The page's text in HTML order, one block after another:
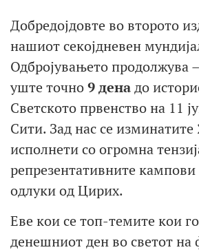
Добредојдовте во второто
нашиот секојдневен
Одбројувањето продолжува
уште точно9 денадо
Светското првенство на 11
Сити. Зад нас се изминатите
исполнети со огромна
репрезентативните
одлуки од Цирих.
Еве кои се топ-темите кои
денешниот ден во светот на